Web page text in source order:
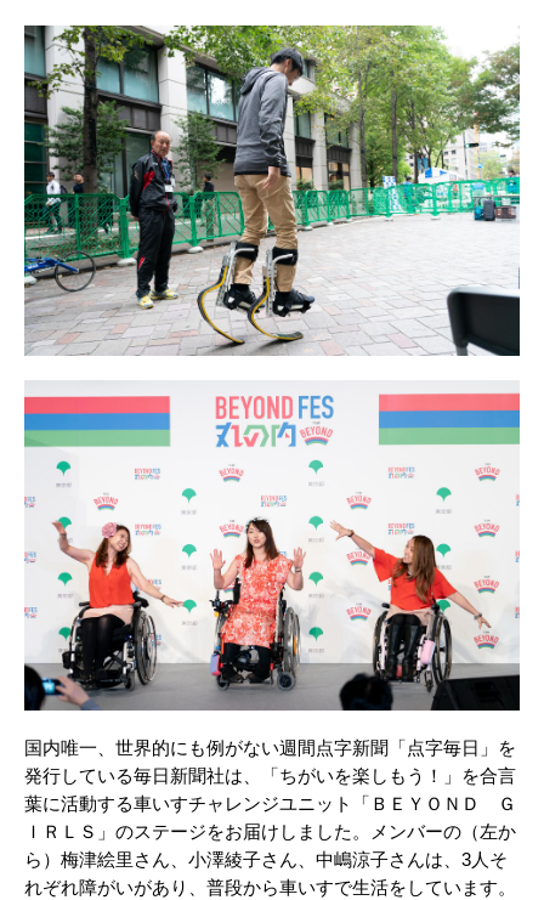
国内唯一、世界的にも例がない週間点字新聞「点字毎日」を
発行している毎日新聞社は、「ちがいを楽しもう！」を合言
葉に活動する車いすチャレンジユニット「ＢＥＹＯＮＤ Ｇ
ＩＲＬＳ」のステージをお届けしました。メンバーの（左か
ら）梅津絵里さん、小澤綾子さん、中嶋涼子さんは、3人そ
れぞれ障がいがあり、普段から車いすで生活をしています。